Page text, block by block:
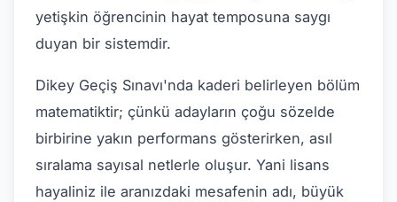
yetişkin öğrencinin hayat temposuna saygı
duyan bir sistemdir.
Dikey Geçiş Sınavı'nda kaderi belirleyen bölüm
matematiktir; çünkü adayların çoğu sözelde
birbirine yakın performans gösterirken, asıl
sıralama sayısal netlerle oluşur. Yani lisans
hayaliniz ile aranızdaki mesafenin adı, büyük